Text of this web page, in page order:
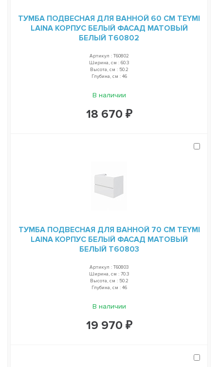
ТУМБА ПОДВЕСНАЯ ДЛЯ ВАННОЙ 60 СМ TEYMI
LAINA КОРПУС БЕЛЫЙ ФАСАД МАТОВЫЙ
БЕЛЫЙ T60802
Артикул : T60802
Ширина, см : 60.3
Высота, см : 50.2
Глубина, см : 46
В наличии
18 670 ₽
ТУМБА ПОДВЕСНАЯ ДЛЯ ВАННОЙ 70 СМ TEYMI
LAINA КОРПУС БЕЛЫЙ ФАСАД МАТОВЫЙ
БЕЛЫЙ T60803
Артикул : T60803
Ширина, см : 70.3
Высота, см : 50.2
Глубина, см : 46
В наличии
19 970 ₽